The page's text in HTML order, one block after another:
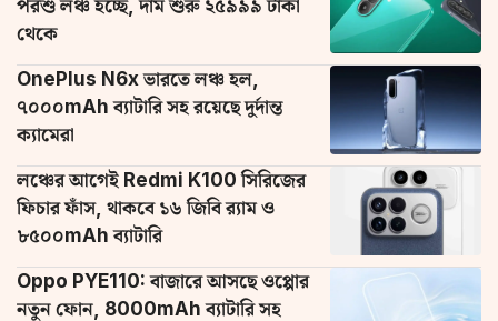
পরশু লঞ্চ হচ্ছে, দাম শুরু ২৫৯৯৯ টাকা
থেকে
OnePlus N6x ভারতে লঞ্চ হল,
৭০০০mAh ব্যাটারি সহ রয়েছে দুর্দান্ত
ক্যামেরা
লঞ্চের আগেই Redmi K100 সিরিজের
ফিচার ফাঁস, থাকবে ১৬ জিবি র‌্যাম ও
৮৫০০mAh ব্যাটারি
Oppo PYE110: বাজারে আসছে ওপ্পোর
নতুন ফোন, 8000mAh ব্যাটারি সহ